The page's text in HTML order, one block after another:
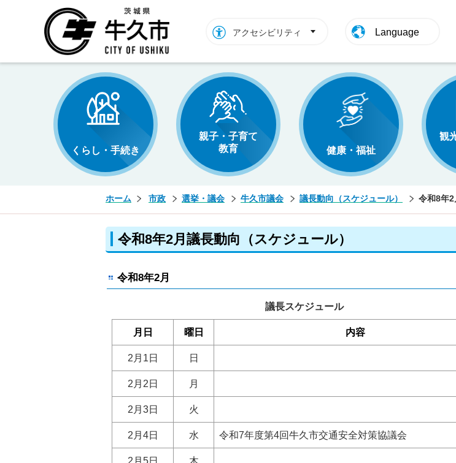
アクセシビリティ Language
くらし・手続き
親子・子育て
教育
健康・福祉
観
ホーム 市政 選挙・議会 牛久市議会 議長動向（スケジュール） 令和8年2
令和8年2月議長動向（スケジュール）
令和8年2月
議長スケジュール
月日 曜日 内容
2月1日 日
2月2日 月
2月3日 火
2月4日 水 令和7年度第4回牛久市交通安全対策協議会
2月5日 木